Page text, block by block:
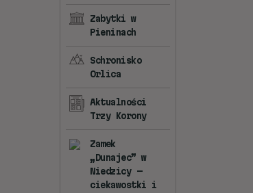
Zabytki w
Pieninach
Schronisko
Orlica
Aktualności
Trzy Korony
Zamek
„Dunajec” w
Niedzicy —
ciekawostki i